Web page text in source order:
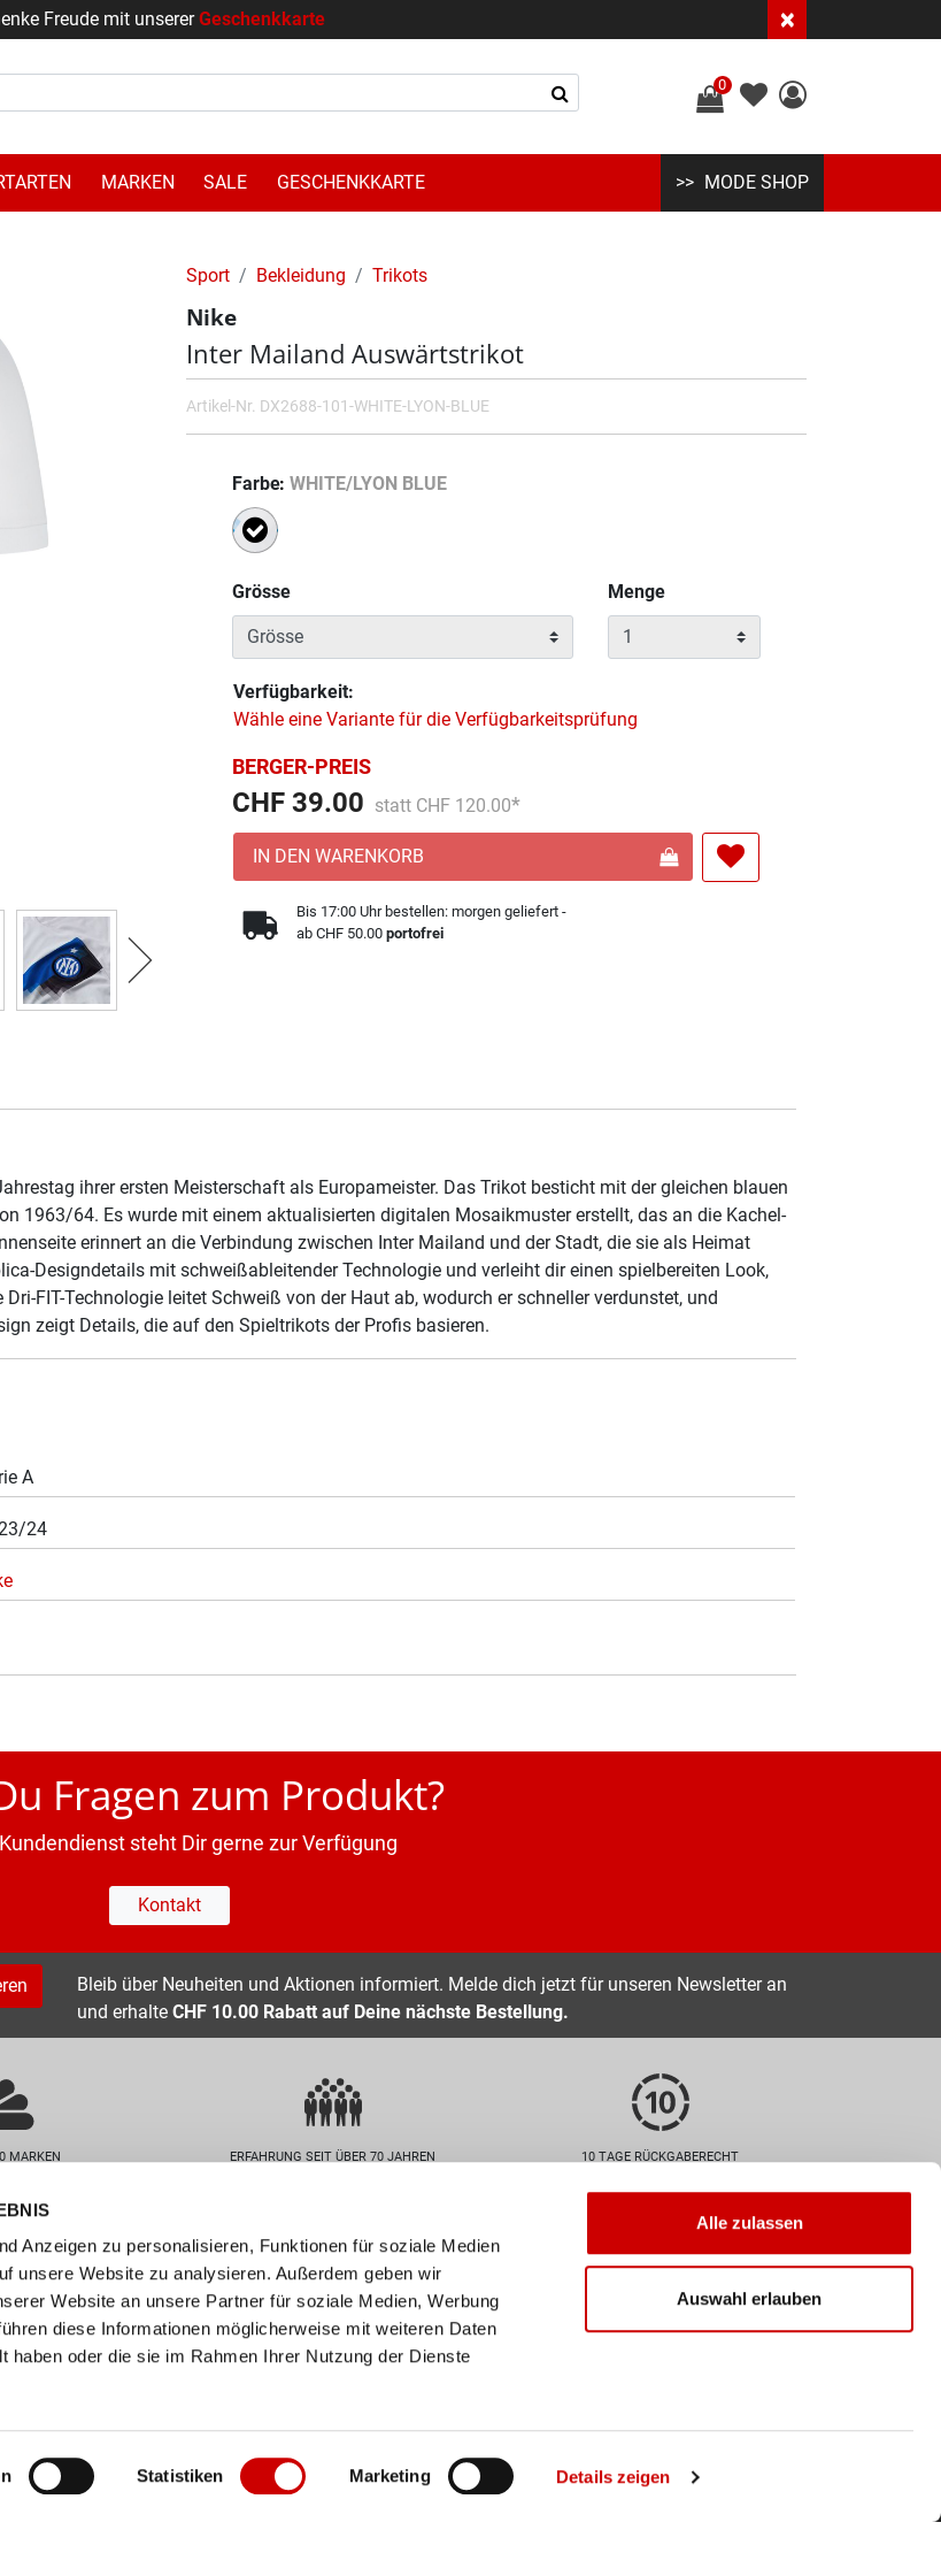
Anzeigen zu personalisieren, Funktionen für soziale Medien
unsere Website zu analysieren. Außerdem geben wir
Website an unsere Partner für soziale Medien, Werbung
diese Informationen möglicherweise mit weiteren Daten
haben oder die sie im Rahmen Ihrer Nutzung der Dienste
Statistiken Marketing Details zeigen
Alle zulassen
Auswahl erlauben
Freude mit unsererGeschenkkarte ×
0
MARKEN SALE GESCHENKKARTE MODE SHOP
Sport Bekleidung Trikots
Nike
Inter Mailand Auswärtstrikot
Artikel-Nr. DX2688-101-WHITE-LYON-BLUE
Farbe WHITE/LYON BLUE
Grösse
Menge
Verfügbarkeit:
Wähle eine Variante für die Verfügbarkeitsprüfung
BERGER-PREIS
CHF 39.00 Preis reduziert von
statt CHF 120.00
An
IN DEN WARENKORB
Bis 17:00 Uhr bestellen: morgen geliefert -
ab CHF 50.00portofrei
ihrer ersten Meisterschaft als Europameister. Das Trikot besticht mit der gleichen blauen
1963/64. Es wurde mit einem aktualisierten digitalen Mosaikmuster erstellt, das an die Kachel-
erinnert an die Verbindung zwischen Inter Mailand und der Stadt, die sie als Heimat
Designdetails mit schweißableitender Technologie und verleiht dir einen spielbereiten Look,
FIT-Technologie leitet Schweiß von der Haut ab, wodurch er schneller verdunstet, und
zeigt Details, die auf den Spieltrikots der Profis basieren.
A
24
Fragen zum Produkt?
steht Dir gerne zur Verfügung
Kontakt
Bleib über Neuheiten und Aktionen informiert. Melde dich jetzt für unseren Newsletter an
und erhalte CHF 10.00 Rabatt auf Deine nächste Bestellung.
MARKEN ERFAHRUNG SEIT ÜBER 70 JAHREN 10 TAGE RÜCKGABERECHT
Standorte
Über uns
Events
Schweizer Post versendet. Ab
CHF ist der Versand
innerhalb der Schweiz